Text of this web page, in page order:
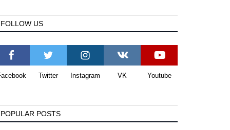
FOLLOW US
Twitter Instagram VK Youtube
POPULAR POSTS